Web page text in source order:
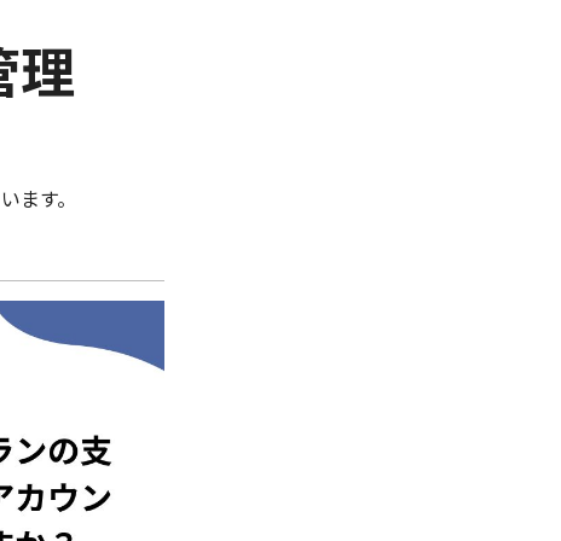
理
ます。